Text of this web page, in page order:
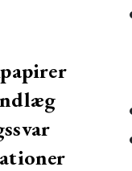
kurser i Danmark.